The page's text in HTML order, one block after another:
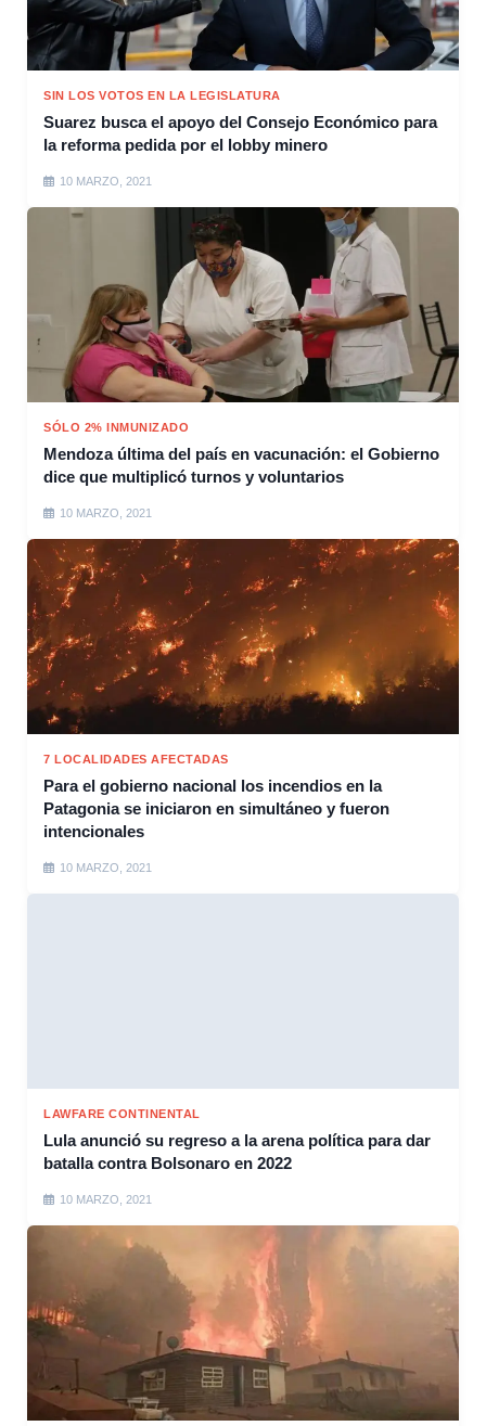
SIN LOS VOTOS EN LA LEGISLATURA
Suarez busca el apoyo del Consejo Económico para
la reforma pedida por el lobby minero
10 MARZO, 2021
SÓLO 2% INMUNIZADO
Mendoza última del país en vacunación: el Gobierno
dice que multiplicó turnos y voluntarios
10 MARZO, 2021
7 LOCALIDADES AFECTADAS
Para el gobierno nacional los incendios en la
Patagonia se iniciaron en simultáneo y fueron
intencionales
10 MARZO, 2021
LAWFARE CONTINENTAL
Lula anunció su regreso a la arena política para dar
batalla contra Bolsonaro en 2022
10 MARZO, 2021